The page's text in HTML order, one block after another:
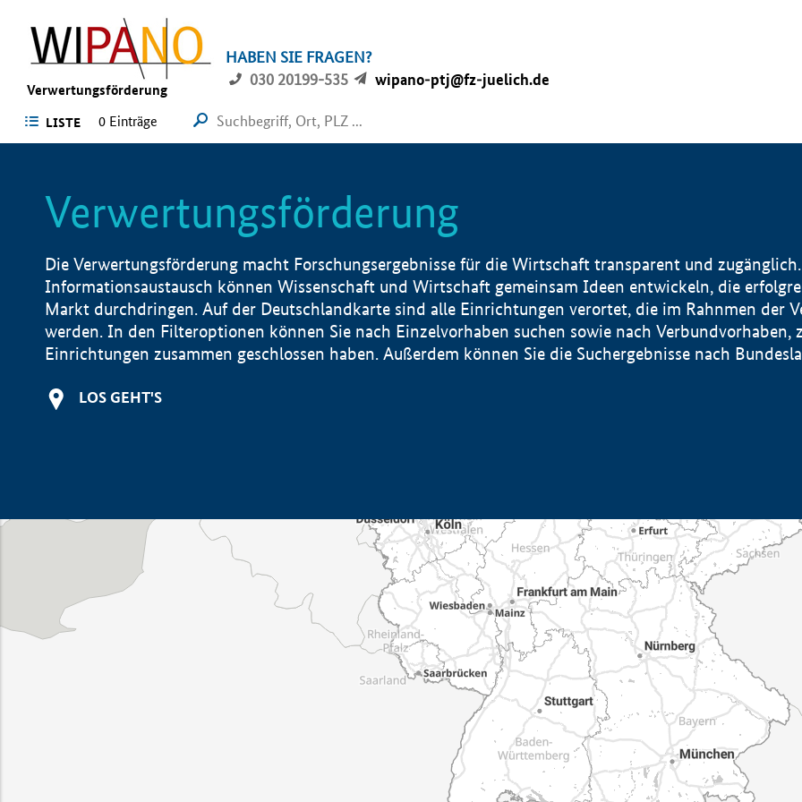
Verwertungsförderung
HABEN SIE FRAGEN?
030 20199-535
wipano-ptj@fz-juelich.de
LISTE 0 Einträge
Verwertungsförderung
Die Verwertungsförderung macht Forschungsergebnisse für die Wirtschaft transparent und
Informationsaustausch können Wissenschaft und Wirtschaft gemeinsam Ideen entwickeln, die
Markt durchdringen. Auf der Deutschlandkarte sind alle Einrichtungen verortet, die im Rahnmen der
werden. In den Filteroptionen können Sie nach Einzelvorhaben suchen sowie nach Verbundvorhaben,
Einrichtungen zusammen geschlossen haben. Außerdem können Sie die Suchergebnisse nach
LOS GEHT'S